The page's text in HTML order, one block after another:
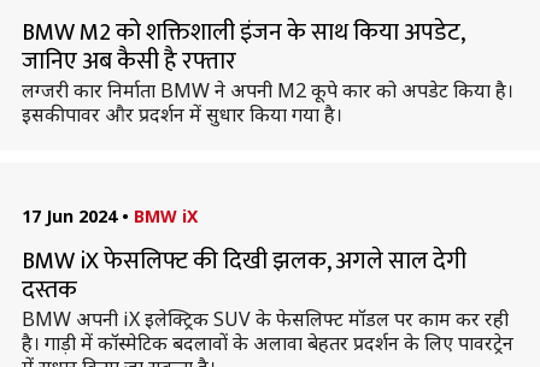
BMW M2 को शक्तिशाली इंजन के साथ किया अपडेट,
जानिए अब कैसी है रफ्तार
लग्जरी कार निर्माता BMW ने अपनी M2 कूपे कार को अपडेट किया है।
इसकी पावर और प्रदर्शन में सुधार किया गया है।
17 Jun 2024 • BMW iX
BMW iX फेसलिफ्ट की दिखी झलक, अगले साल देगी
दस्तक
BMW अपनी iX इलेक्ट्रिक SUV के फेसलिफ्ट मॉडल पर काम कर रही
है। गाड़ी में कॉस्मेटिक बदलावों के अलावा बेहतर प्रदर्शन के लिए पावरट्रेन